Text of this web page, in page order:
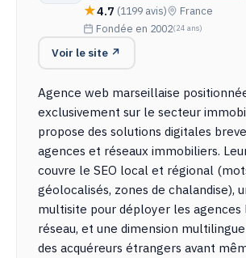
4.7 (1199 avis) France
Fondée en 2002(24 ans)
Voir le site ↗
Agence web marseillaise
exclusivement sur le secteur
propose des solutions digitales
agences et réseaux immobiliers.
couvre le SEO local et régional
géolocalisés, zones de chalandise),
multisite pour déployer les agences
réseau, et une dimension
des acquéreurs étrangers avant